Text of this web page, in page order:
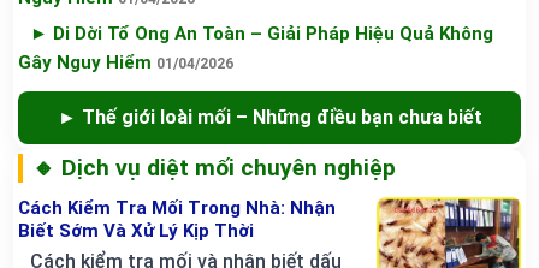
► Di Dời Tổ Ong An Toàn – Giải Pháp Hiệu Quả Không
Gây Nguy Hiểm 01/04/2026
► Thế giới loài mối – Những điều bạn chưa biết
🔸 Dịch vụ diệt mối chuyên nghiệp
Cách Kiểm Tra Mối Trong Nhà: Nhận
Biết Sớm Và Xử Lý Kịp Thời
Cách kiểm tra mối và nhận biết dấu